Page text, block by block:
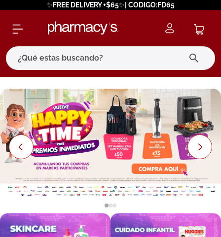
✨FREE DELIVERY +$65✨| CODIGO:FD65
¿Qué estas buscando?
1 eucerin
2 protector solar
bioderma
4. pilexil
5. cerave
6 . degraler
7. isdin
8. roche posay